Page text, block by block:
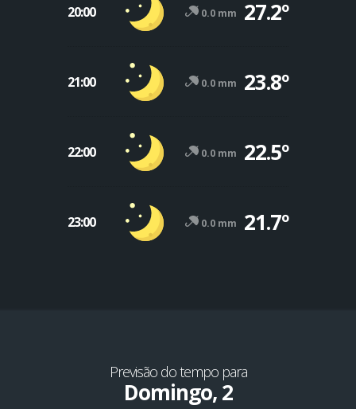
20:00 0.0 mm 27.2º
21:00 0.0 mm 23.8º
22:00 0.0 mm 22.5º
23:00 0.0 mm 21.7º
Previsão do tempo para
Domingo, 2